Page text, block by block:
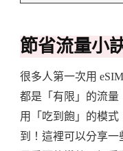
節省流量小
很多人第一次用
都是「有限」的流量
用「吃到飽」的模
到！這裡可以分享